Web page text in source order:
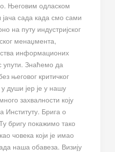
Његовим одласком
сада када смо сами
на путу индустријског
менаџмента,
информационих
упути. Знаћемо да
његовог критичког
души јер је у нашу
захвалности коју
Институту. Брига о
бригу покажимо тако
човека који је имао
наша обавеза. Визију